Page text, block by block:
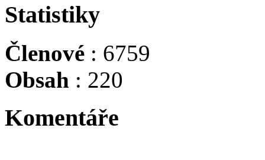
Statistiky
Členové : 6759
Obsah : 220
Komentáře